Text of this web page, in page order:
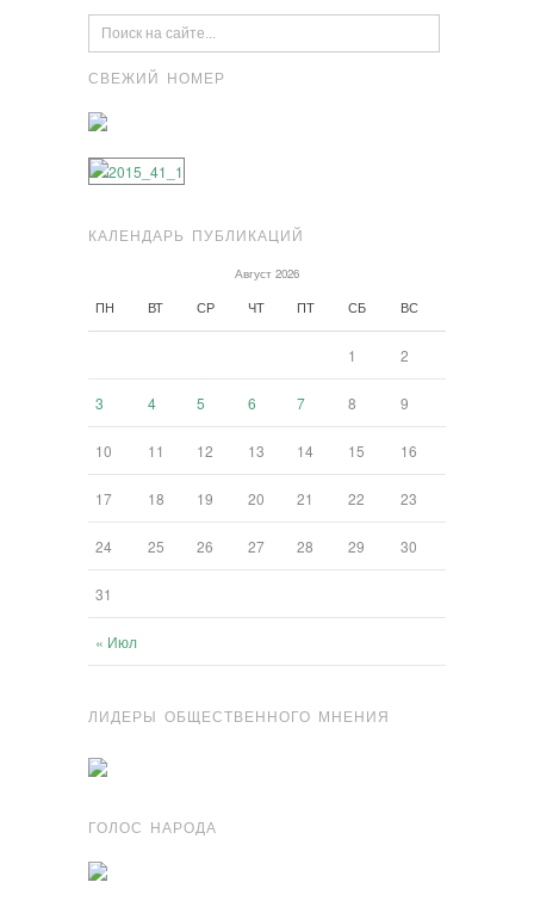
СВЕЖИЙ НОМЕР
КАЛЕНДАРЬ ПУБЛИКАЦИЙ
Август 2026
ПН ВТ СР ЧТ ПТ СБ ВС
« Июл
1 2
3 4 5 6 7 8 9
10 11 12 13 14 15 16
17 18 19 20 21 22 23
24 25 26 27 28 29 30
31
ЛИДЕРЫ ОБЩЕСТВЕННОГО МНЕНИЯ
ГОЛОС НАРОДА